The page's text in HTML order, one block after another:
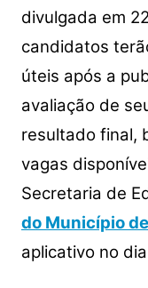
divulgada em
candidatos
úteis após a
avaliação de
resultado final,
vagas
Secretaria de
do Município
aplicativo no